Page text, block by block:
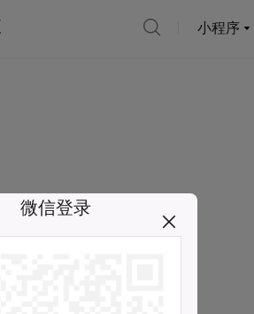
小程序
微信登录